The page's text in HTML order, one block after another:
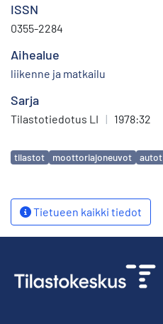
ISSN
0355-2284
Aihealue
liikenne ja matkailu
Sarja
Tilastotiedotus LI | 1978:32
Avainsanat
tilastot moottoriajoneuvot autot
Tietueen kaikki tiedot